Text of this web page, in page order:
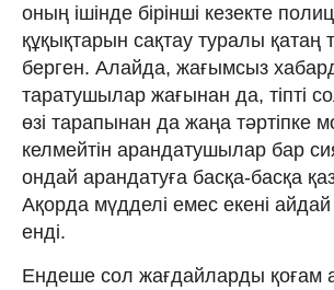
оның ішінде бірінші кезекте
құқықтарын сақтау туралы қатаң
берген. Алайда, жағымсыз
таратушылар жағынан да, тіпті
өзі тарапынан да жаңа тәртіпке
келмейтін арандатушылар бар
ондай арандатуға басқа-басқа
Ақорда мүдделі емес екені
енді.
Ендеше сол жағдайларды қоғам